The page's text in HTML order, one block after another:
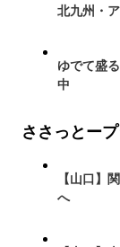
北九州・
ゆでて盛
中
ささっとー
【山口】
へ